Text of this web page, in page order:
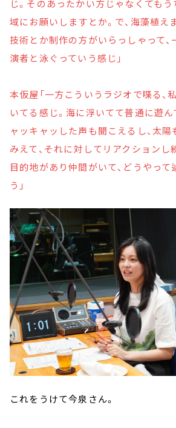
じ。そのあったかい方じゃなくても
域にお願いしますとか。で、海藻植え
技術とか制作の方がいらっしゃって
演者と泳ぐっていう感じ」
本仮屋「一方こういうラジオで喋る、
いてる感じ。海に浮いてて普通に遊
ャッキャッした声も聞こえるし、太
みえて、それに対してリアクションし
目的地があり仲間がいて、どうやって
う」
これをうけて今泉さん。